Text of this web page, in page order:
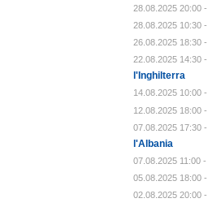
28.08.2025 20:00 -
28.08.2025 10:30 -
26.08.2025 18:30 -
22.08.2025 14:30 -
l'Inghilterra
14.08.2025 10:00 -
12.08.2025 18:00 -
07.08.2025 17:30 -
l'Albania
07.08.2025 11:00 -
05.08.2025 18:00 -
02.08.2025 20:00 -